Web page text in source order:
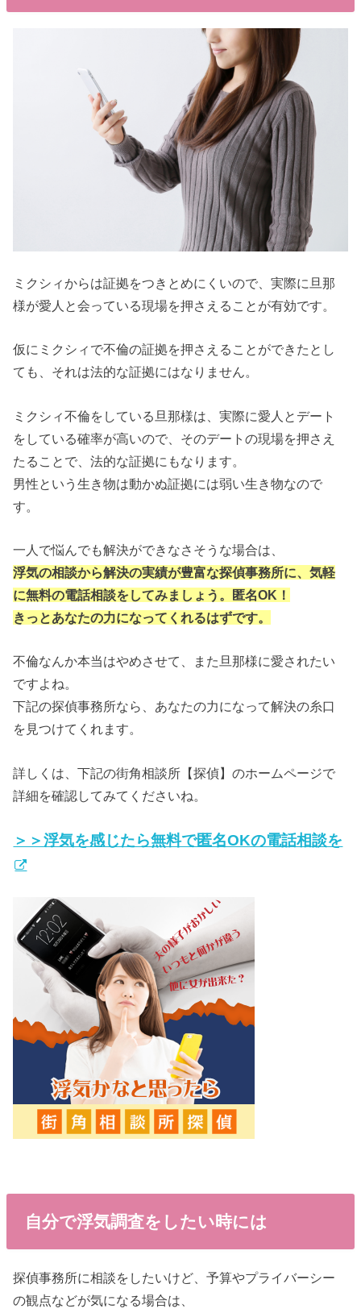
ミクシィからは証拠をつきとめにくいので、実際に旦那
様が愛人と会っている現場を押さえることが有効です。
仮にミクシィで不倫の証拠を押さえることができたとし
ても、それは法的な証拠にはなりません。
ミクシィ不倫をしている旦那様は、実際に愛人とデート
をしている確率が高いので、そのデートの現場を押さえ
たることで、法的な証拠にもなります。
男性という生き物は動かぬ証拠には弱い生き物なので
す。
一人で悩んでも解決ができなさそうな場合は、
浮気の相談から解決の実績が豊富な探偵事務所に、気軽
に無料の電話相談をしてみましょう。匿名OK！
きっとあなたの力になってくれるはずです。
不倫なんか本当はやめさせて、また旦那様に愛されたい
ですよね。
下記の探偵事務所なら、あなたの力になって解決の糸口
を見つけてくれます。
詳しくは、下記の街角相談所【探偵】のホームページで
詳細を確認してみてくださいね。
＞＞浮気を感じたら無料で匿名OKの電話相談を
自分で浮気調査をしたい時には
探偵事務所に相談をしたいけど、予算やプライバーシー
の観点などが気になる場合は、